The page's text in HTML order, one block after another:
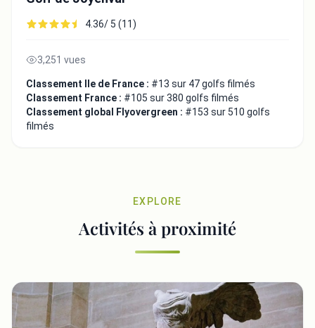
4.36/ 5 (11)
3,251 vues
Classement Ile de France : #13 sur 47 golfs filmés
Classement France : #105 sur 380 golfs filmés
Classement global Flyovergreen : #153 sur 510 golfs
filmés
EXPLORE
Activités à proximité